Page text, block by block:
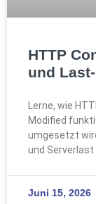
HTTP
und
Lerne, wie
Modified
umgesetzt
und
Juni 15, 2026